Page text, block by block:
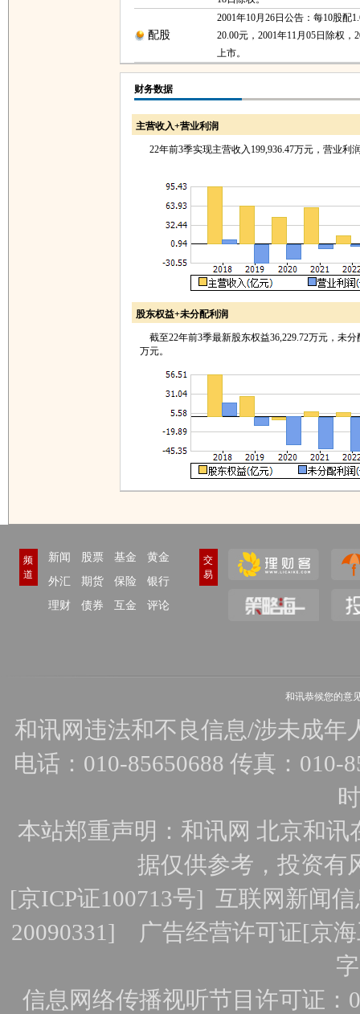
配股
2001年10月26日公告：每10股配
20.00元，2001年11月05日除权，
上市。
财务数据
主营收入+营业利润
22年前3季实现主营收入199,936.47万元，营业利
股东权益+未分配利润
截至22年前3季最新股东权益36,229.72万元，未分
万元。
频
道
新闻 股票 基金
黄金
外汇
期货 保险
银行
理财
债券 互金 评论
交
易
和讯恭候您的意
和讯网违法和不良信息/涉未成年
电话：010-85650688 传真：010-
本站郑重声明：和讯网 北京和
据仅供参考，投资有
[京ICP证100713号]互联网新闻
20090331] 广告经营许可证[京
信息网络传播视听节目许可证：